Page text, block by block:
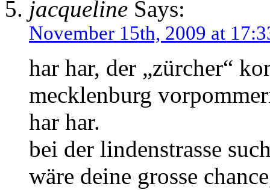
jacqueline Says:
November 15th, 2009 at
har har, der „zürcher“
mecklenburg
har har.
bei der lindenstrasse
wäre deine grosse